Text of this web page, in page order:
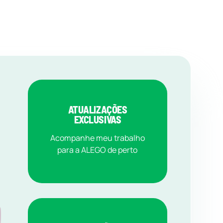
ATUALIZAÇÕES
EXCLUSIVAS
Acompanhe meu trabalho
para a ALEGO de perto